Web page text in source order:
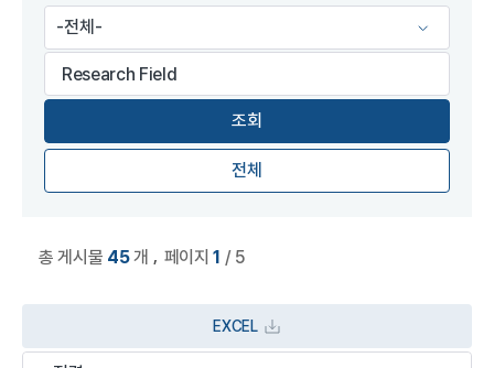
전체
총 게시물 45개 페이지1 / 5
EXCEL